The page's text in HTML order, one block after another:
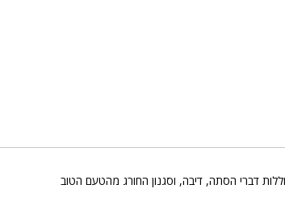
דברי הסתה, דיבה, וסגנון החורג מהטעם הטוב